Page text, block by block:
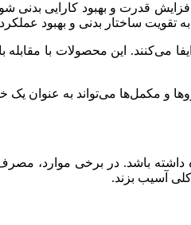
قدرت و بهبود کارایی بدنی
تقویت ساختار بدنی و بهبود
این محصولات با مقابله
و مکمل‌ها می‌تواند به عنوان
باشد. در برخی موارد،
آسیب بزند.